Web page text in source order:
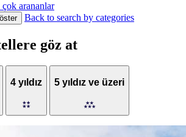
arananlar
Back to search by categories
göz at
4 yıldız 5 yıldız ve üzeri